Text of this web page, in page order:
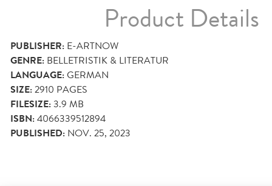
Product Details
PUBLISHER: E-ARTNOW
GENRE: BELLETRISTIK & LITERATUR
LANGUAGE:GERMAN
SIZE:2910 PAGES
FILESIZE:3.9 MB
ISBN:4066339512894
PUBLISHED: NOV. 25, 2023